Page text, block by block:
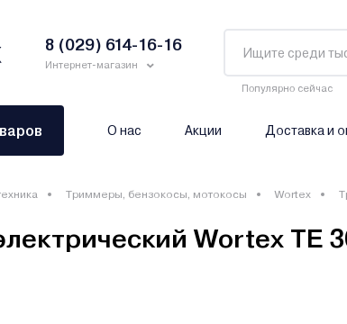
8 (029) 614-16-16
Интернет-магазин
Популярно сейчас
О нас Акции Доставка и
Триммеры, бензокосы, мотокосы Wortex
Wortex TE